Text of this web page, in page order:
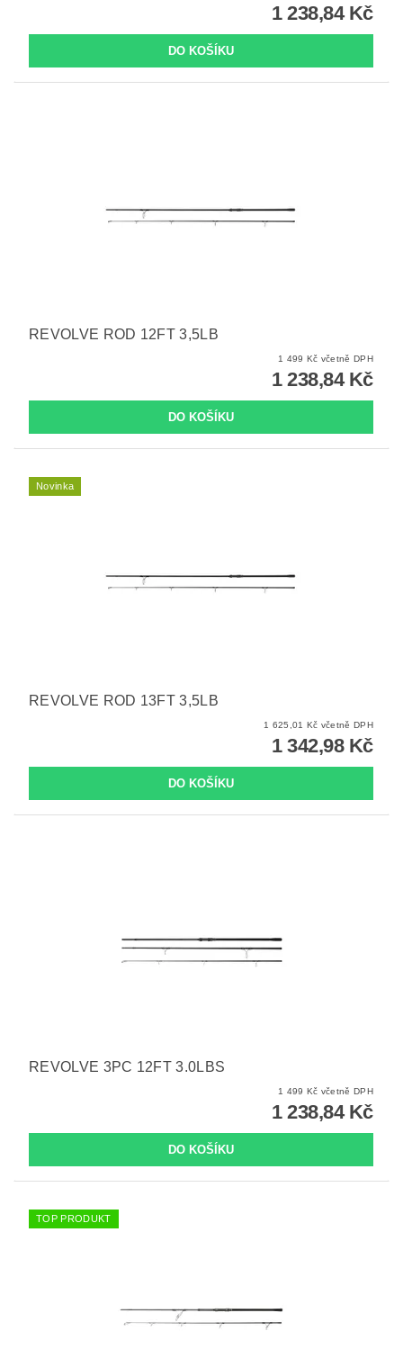
1 238,84 Kč
REVOLVE ROD 12FT 3,5LB
1 499 Kč včetně DPH
1 238,84 Kč
Novinka
REVOLVE ROD 13FT 3,5LB
1 625,01 Kč včetně DPH
1 342,98 Kč
REVOLVE 3PC 12FT 3.0LBS
1 499 Kč včetně DPH
1 238,84 Kč
TOP PRODUKT